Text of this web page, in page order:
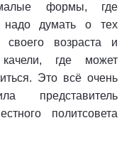
формы, где
надо думать о тех
своего возраста и
где может
Это всё очень
представитель
политсовета